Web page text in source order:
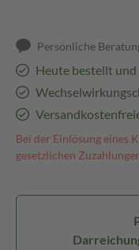
Persönliche
Heute bestellt und
Bei der Einlösung eines
gesetzlichen